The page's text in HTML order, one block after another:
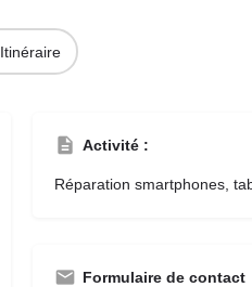
Itinéraire
Activité :
Réparation smartphones,
Formulaire de contact